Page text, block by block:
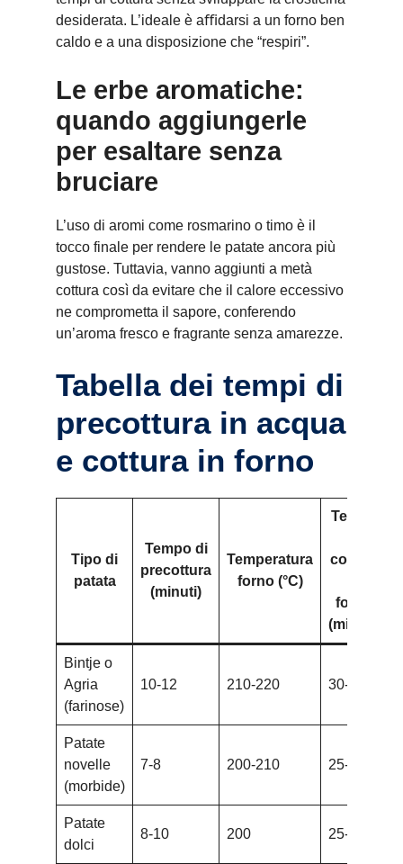
desiderata. L’ideale è aﬃdarsi a un forno ben
caldo e a una disposizione che “respiri”.
Le erbe aromatiche:
quando aggiungerle
per esaltare senza
bruciare
L’uso di aromi come rosmarino o timo è il
tocco finale per rendere le patate ancora più
gustose. Tuttavia, vanno aggiunti a metà
cottura così da evitare che il calore eccessivo
ne comprometta il sapore, conferendo
un’aroma fresco e fragrante senza amarezze.
Tabella dei tempi di
precottura in acqua
e cottura in forno
Tipo di
patata
Tempo di
precottura
(minuti)
Temperatura
forno (°C)
Tempo
cottura
forno
(minuti)
Bintje o
Agria
(farinose)
10-12 210-220 30-40
Patate
novelle
(morbide)
7-8 200-210 25-30
Patate
dolci
8-10 200 25-35